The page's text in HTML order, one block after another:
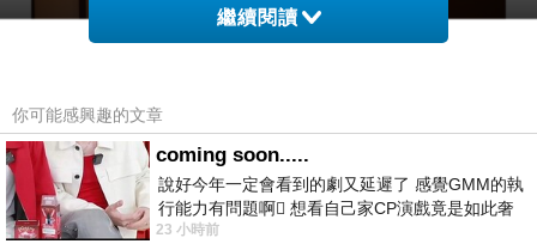
繼續閱讀
你可能感興趣的文章
coming soon.....
說好今年一定會看到的劇又延遲了 感覺GMM的執
行能力有問題啊🫩 想看自己家CP演戲竟是如此奢
侈的事 GMM你說看看啊😑 先把劇放
23 小時前